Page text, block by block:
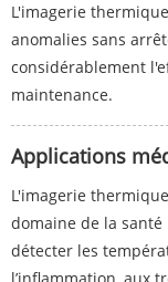
L'imagerie
anomalies sans
considérablement
maintenance.
Applications
L'imagerie
domaine de la
détecter les